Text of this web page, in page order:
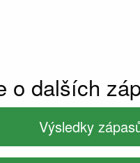
o dalších
Výsledky